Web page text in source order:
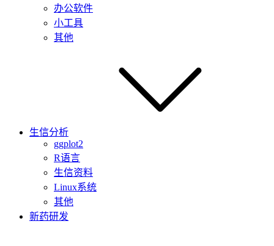
办公软件
小工具
其他
生信分析
ggplot2
R语言
生信资料
Linux系统
其他
新药研发